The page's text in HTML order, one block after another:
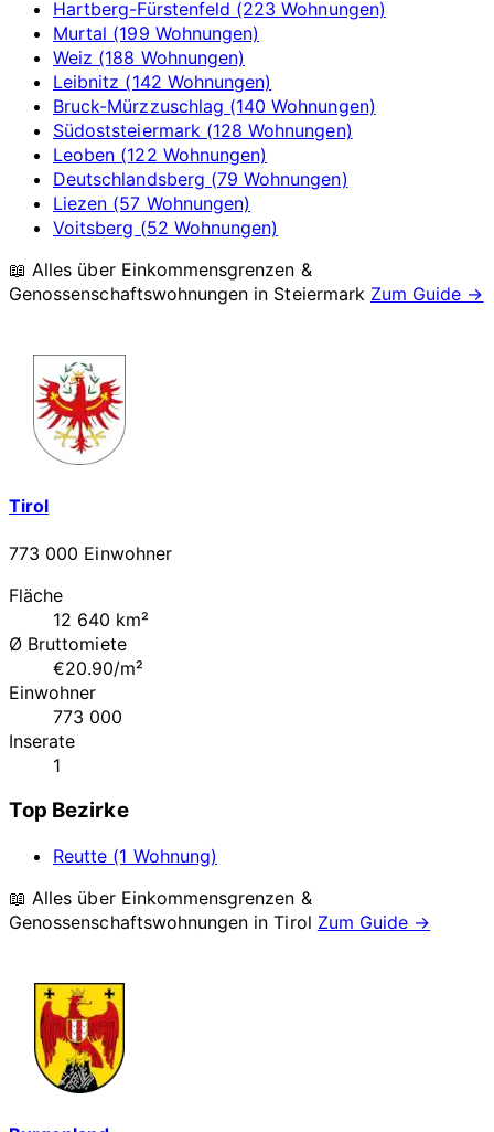
Hartberg-Fürstenfeld (223 Wohnungen)
Murtal (199 Wohnungen)
Weiz (188 Wohnungen)
Leibnitz (142 Wohnungen)
Bruck-Mürzzuschlag (140 Wohnungen)
Südoststeiermark (128 Wohnungen)
Leoben (122 Wohnungen)
Deutschlandsberg (79 Wohnungen)
Liezen (57 Wohnungen)
Voitsberg (52 Wohnungen)
📖 Alles über Einkommensgrenzen &
Genossenschaftswohnungen in Steiermark Zum Guide →
Tirol
773 000 Einwohner
Fläche
12 640 km²
Ø Bruttomiete
€20.90/m²
Einwohner
773 000
Inserate
1
Top Bezirke
Reutte (1 Wohnung)
📖 Alles über Einkommensgrenzen &
Genossenschaftswohnungen inTirol Zum Guide →